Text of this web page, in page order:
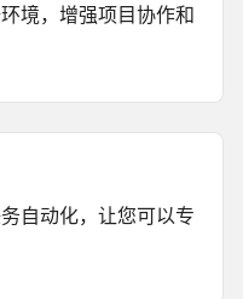
境，增强项目协作和
自动化，让您可以专